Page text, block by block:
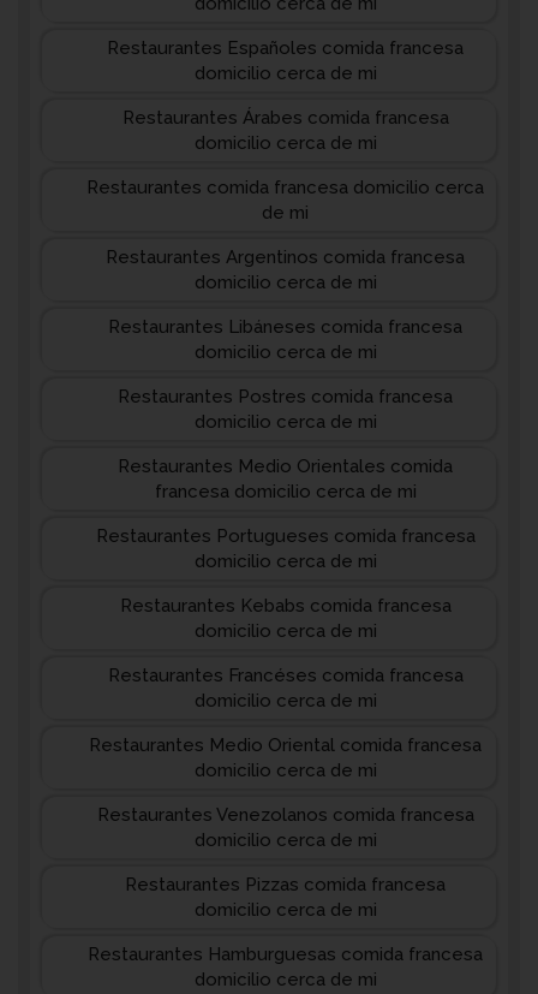
Restaurantes Españoles comida francesa
domicilio cerca de mi
Restaurantes Árabes comida francesa
domicilio cerca de mi
Restaurantes comida francesa domicilio cerca
de mi
Restaurantes Argentinos comida francesa
domicilio cerca de mi
Restaurantes Libáneses comida francesa
domicilio cerca de mi
Restaurantes Postres comida francesa
domicilio cerca de mi
Restaurantes Medio Orientales comida
francesa domicilio cerca de mi
Restaurantes Portugueses comida francesa
domicilio cerca de mi
Restaurantes Kebabs comida francesa
domicilio cerca de mi
Restaurantes Francéses comida francesa
domicilio cerca de mi
Restaurantes Medio Oriental comida francesa
domicilio cerca de mi
Restaurantes Venezolanos comida francesa
domicilio cerca de mi
Restaurantes Pizzas comida francesa
domicilio cerca de mi
Restaurantes Hamburguesas comida francesa
domicilio cerca de mi